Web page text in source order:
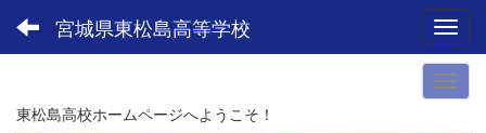
宮城県東松島高等学校
東松島高校ホームページへようこそ！